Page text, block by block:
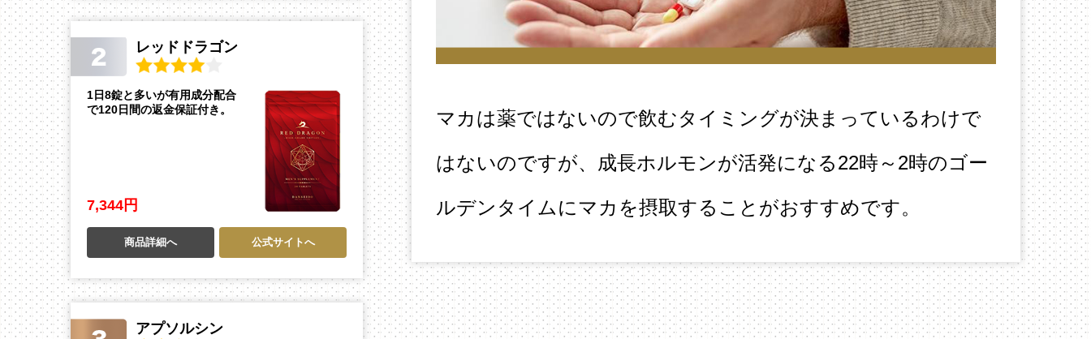
マカは薬ではないので飲むタイミングが決まっているわけで
はないのですが、成長ホルモンが活発になる22時～2時のゴー
ルデンタイムにマカを摂取することがおすすめです。
レッドドラゴン
1日8錠と多いが有用成分配合
で120日間の返金保証付き。
7,344円
商品詳細へ 公式サイトへ
アプソルシン